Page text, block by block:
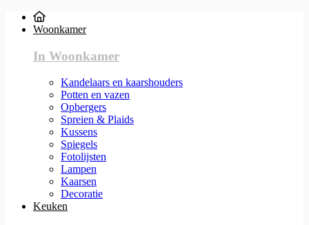
Woonkamer
In Woonkamer
Kandelaars en kaarshouders
Potten en vazen
Opbergers
Spreien & Plaids
Kussens
Spiegels
Fotolijsten
Lampen
Kaarsen
Decoratie
Keuken